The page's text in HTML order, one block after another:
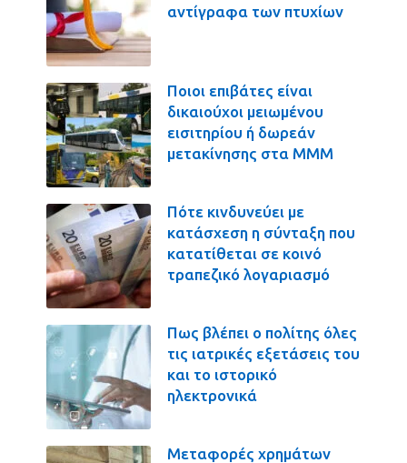
αντίγραφα των πτυχίων
Ποιοι επιβάτες είναι
δικαιούχοι μειωμένου
εισιτηρίου ή δωρεάν
μετακίνησης στα ΜΜΜ
Πότε κινδυνεύει με
κατάσχεση η σύνταξη που
κατατίθεται σε κοινό
τραπεζικό λογαριασμό
Πως βλέπει ο πολίτης όλες
τις ιατρικές εξετάσεις του
και το ιστορικό
ηλεκτρονικά
Μεταφορές χρημάτων